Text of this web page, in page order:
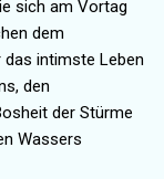
sich am Vortag
dem
das intimste Leben
den
der Stürme
Wassers